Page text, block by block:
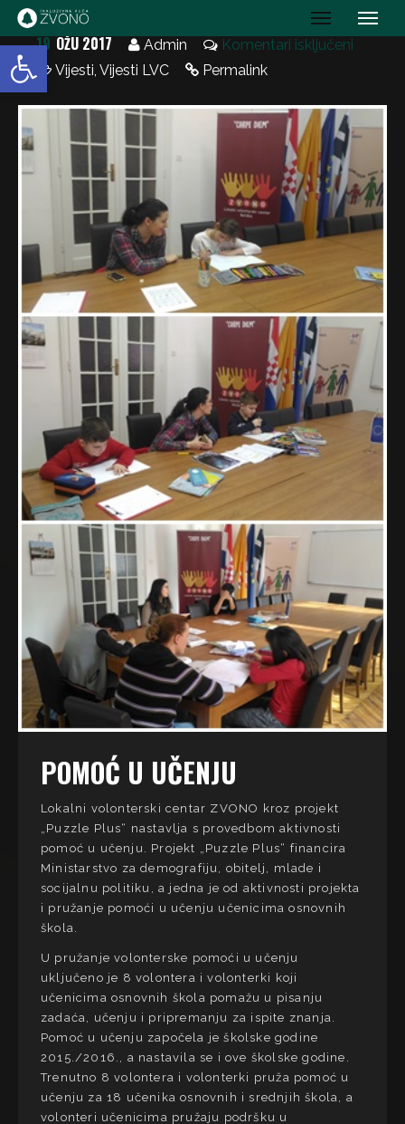
Open toolbar IK Zvono
19 OŽU 2017 Admin
Komentari isključeni
Vijesti, Vijesti LVC Permalink
POMOĆ U UČENJU
Lokalni volonterski centar ZVONO kroz projekt
„Puzzle Plus“ nastavlja s provedbom aktivnosti
pomoć u učenju. Projekt „Puzzle Plus“ financira
Ministarstvo za demografiju, obitelj, mlade i
socijalnu politiku, a jedna je od aktivnosti projekta
i pružanje pomoći u učenju učenicima osnovnih
škola.
U pružanje volonterske pomoći u učenju
uključeno je 8 volontera i volonterki koji
učenicima osnovnih škola pomažu u pisanju
zadaća, učenju i pripremanju za ispite znanja.
Pomoć u učenju započela je školske godine
2015./2016., a nastavila se i ove školske godine.
Trenutno 8 volontera i volonterki pruža pomoć u
učenju za 18 učenika osnovnih i srednjih škola, a
volonteri učenicima pružaju podršku u